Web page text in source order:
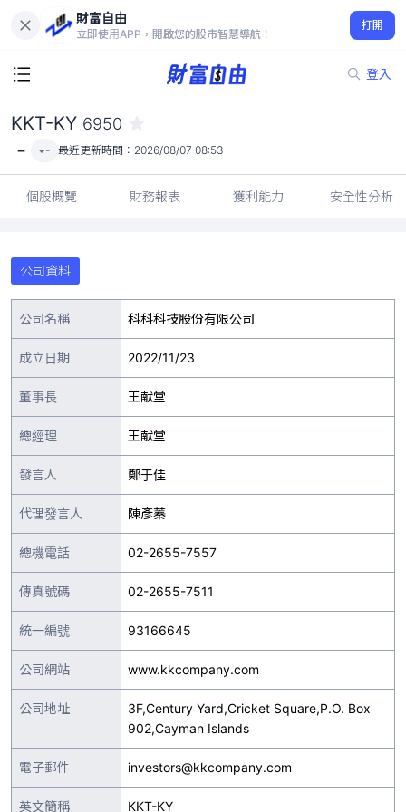
財富自由
立即使用APP，開啟您的股市智慧導航！
打開
登入
-
KKT-KY 6950
- - 最近更新時間： 2026/08/07 08:53
個股概覽 財務報表 獲利能力 安全性分析
公司資料
公司名稱 科科科技股份有限公司
成立日期 2022/11/23
董事長 王献堂
總經理 王献堂
發言人 鄭于佳
代理發言人 陳彥蓁
總機電話 02-2655-7557
傳真號碼 02-2655-7511
統一編號 93166645
公司網站 www.kkcompany.com
公司地址
3F,Century Yard,Cricket Square,P.O. Box
902,Cayman Islands
電子郵件 investors@kkcompany.com
英文簡稱 KKT-KY